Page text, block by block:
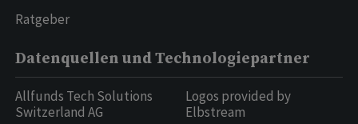
Ratgeber
Datenquellen und Technologiepartner
Allfunds Tech Solutions
Switzerland AG
Logos provided by
Elbstream